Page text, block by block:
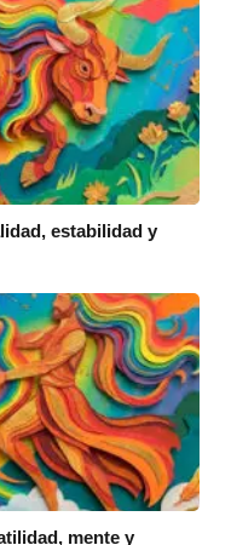
estabilidad y
mente y